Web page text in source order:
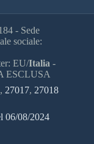
- Sede
sociale:
EU/Italia -
ESCLUSA
, 27017, 27018
06/08/2024